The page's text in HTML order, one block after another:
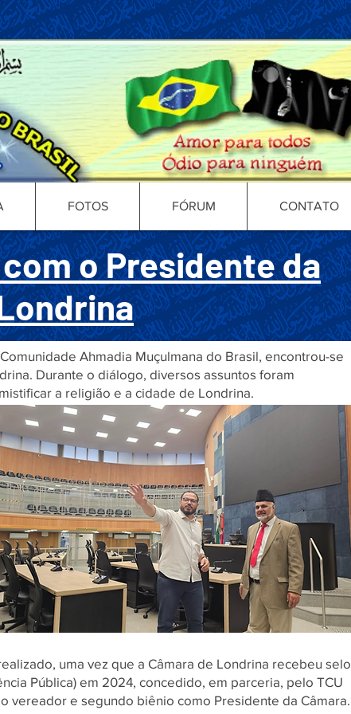
FOTOS FÓRUM CONTATO
o Presidente da
Ahmadia Muçulmana do Brasil, encontrou-se
Durante o diálogo, diversos assuntos foram
a religião e a cidade de Londrina.
uma vez que a Câmara de Londrina recebeu selo
Pública) em 2024, concedido, em parceria, pelo TCU
vereador e segundo biênio como Presidente da Câmara.